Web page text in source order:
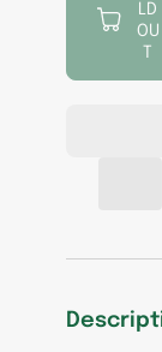
《李
脱
者：
李
LD
OU